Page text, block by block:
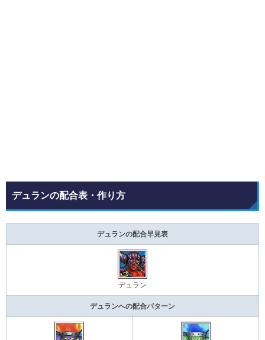
デュランの配合表・作り方
デュランの配合早見表
デュラン
デュランへの配合パターン